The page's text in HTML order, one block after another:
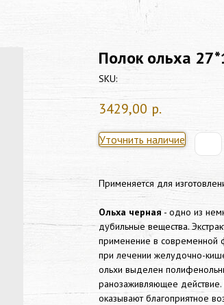
Полок ольха
SKU:
3429,00 р.
Уточнить наличие
Применяется для
Ольха черная - одно из
дубильные вещества.
применение в современной
при лечении желудочно-
ольхи выделен
ранозаживляющее
оказывают благоприятное